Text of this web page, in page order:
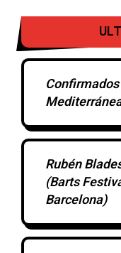
Rubén
(Barts
Barcelona)